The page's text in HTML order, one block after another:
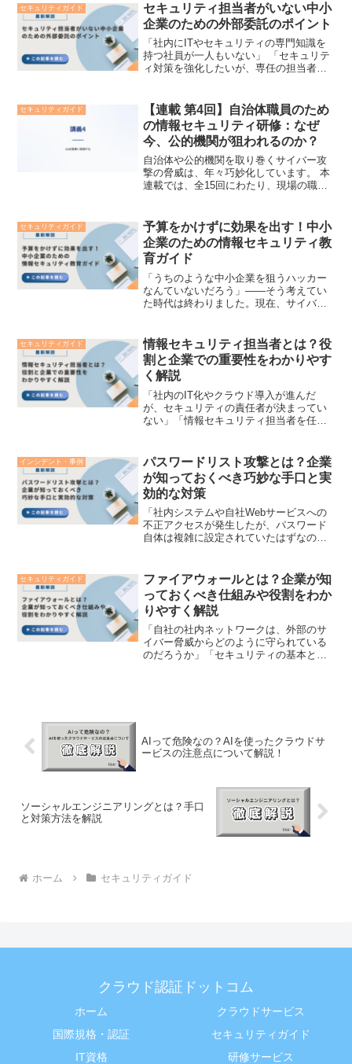
セキュリティガイド
セキュリティ担当者がいない中小
企業のための外部委託のポイント
「社内にITやセキュリティの専門知識を
持つ社員が一人もいない」 「セキュリテ
ィ対策を強化したいが、専任の担当者を
「人手不足」に頭を悩ませている中小企
業の経営者や管理担当...
セキュリティガイド
【連載 第4回】自治体職員のため
の情報セキュリティ研修：なぜ
今、公的機関が狙われるのか？
自治体や公的機関を取り巻くサイバー攻
撃の脅威は、年々巧妙化しています。 本
連載では、全15回にわたり、現場の職員
て 本連載は、現在STORESで販売中の
『自治体・公的機...
セキュリティガイド
予算をかけずに効果を出す！中小
企業のための情報セキュリティ教
育ガイド
「うちのような中小企業を狙うハッカー
なんていないだろう」――そう考えてい
た時代は終わりました。現在、サイバー
「守りの甘い中小企業」を足がかりにす
る「サプライチェーン攻撃...
セキュリティガイド
情報セキュリティ担当者とは？役
割と企業での重要性をわかりやす
く解説
「社内のIT化やクラウド導入が進んだ
が、セキュリティの責任者が決まってい
ない」「情報セキュリティ担当者を任命
おいて、DX（デジタルトランスフォーメ
ーション）や生成AIの...
インシデント・事例
パスワードリスト攻撃とは？企業
が知っておくべき巧妙な手口と実
効的な対策
「社内システムや自社Webサービスへの
不正アクセスが発生したが、パスワード
自体は複雑に設定されていたはずなの
従来の総当たり攻撃と何が違い、企業は
どう防げばいいのか」企業...
セキュリティガイド
ファイアウォールとは？企業が知
っておくべき仕組みや役割をわか
りやすく解説
「自社の社内ネットワークは、外部のサ
イバー脅威からどのように守られている
のだろうか」「セキュリティの基本とし
AIって危険なの？AIを使ったクラウドサ
ービスの注意点について解説！
ソーシャルエンジニアリングとは？手口
と対策方法を解説
ホーム セキュリティガイド
クラウド認証ドットコム
ホーム
クラウドサービス
国際規格・認証
セキュリティガイド
IT資格
研修サービス